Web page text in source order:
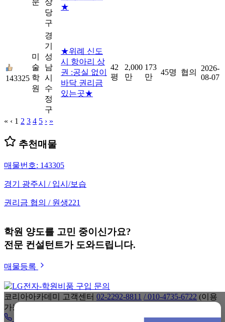
문
상
당
구
★
143325
미
술
학
원
경
기
성
남
시
수
정
구
★위례 신도
시 항아리 상
권 :공실 없이
바닥 권리금
있는곳★
42
평
2,000
만
173
만
45명 협의
2026-
08-07
« ‹ 1 2 3 4 5 › »
추천매물
매물번호: 143305
경기 광주시 / 입시/보습
권리금 협의 / 원생221
학원 양도를 고민 중이신가요?
전문 컨설턴트가 도와드립니다.
매물등록
코리아아카데미 고객센터 02-2292-8811 / 010-4735-6722 (이용
가능시간 : 평일 10:00 ~ 22:00)